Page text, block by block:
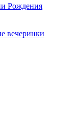
Рождения
вечеринки